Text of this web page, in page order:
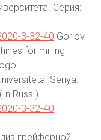
Серия:
3-32-40 Gorlov
for milling
Seriya:
Russ.)
3-32-40
грейферной